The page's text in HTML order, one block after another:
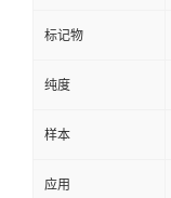
标记物
纯度
样本
应用